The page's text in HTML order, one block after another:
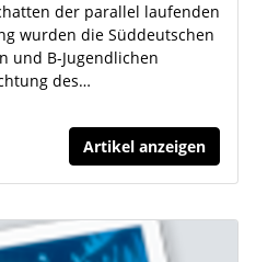
der parallel laufenden
wurden die Süddeutschen
und B-Jugendlichen
des…
Artikel anzeigen